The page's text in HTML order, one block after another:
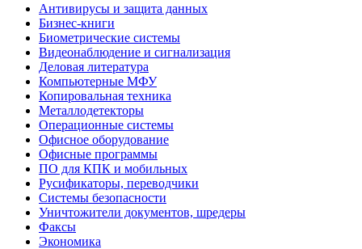
Антивирусы и защита данных
Бизнес-книги
Биометрические системы
Видеонаблюдение и сигнализация
Деловая литература
Компьютерные МФУ
Копировальная техника
Металлодетекторы
Операционные системы
Офисное оборудование
Офисные программы
ПО для КПК и мобильных
Русификаторы, переводчики
Системы безопасности
Уничтожители документов, шредеры
Факсы
Экономика